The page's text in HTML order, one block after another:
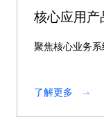
核心应用产
聚焦核心业务
了解更多